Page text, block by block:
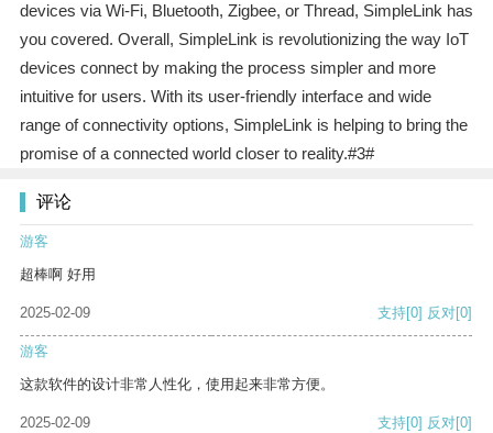
devices via Wi-Fi, Bluetooth, Zigbee, or Thread, SimpleLink has
you covered. Overall, SimpleLink is revolutionizing the way IoT
devices connect by making the process simpler and more
intuitive for users. With its user-friendly interface and wide
range of connectivity options, SimpleLink is helping to bring the
promise of a connected world closer to reality.#3#
评论
游客
超棒啊 好用
2025-02-09 支持[0] 反对[0]
游客
这款软件的设计非常人性化，使用起来非常方便。
2025-02-09 支持[0] 反对[0]